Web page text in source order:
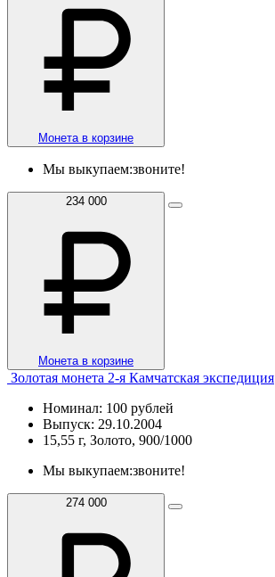
Монета в корзине
Мы выкупаем:звоните!
234 000
Монета в корзине
Золотая монета 2-я Камчатская экспедиция
Номинал: 100 рублей
Выпуск: 29.10.2004
15,55 г, Золото, 900/1000
Мы выкупаем:звоните!
274 000